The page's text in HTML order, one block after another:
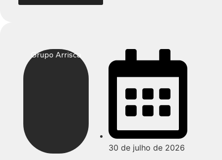
Grupo Arrisca
30 de julho de 2026